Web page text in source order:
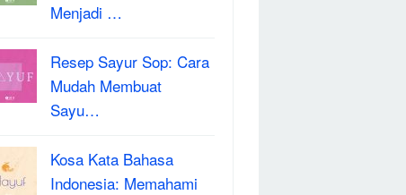
Menjadi …
Resep Sayur Sop: Cara
Mudah Membuat
Sayu…
Kosa Kata Bahasa
Indonesia: Memahami